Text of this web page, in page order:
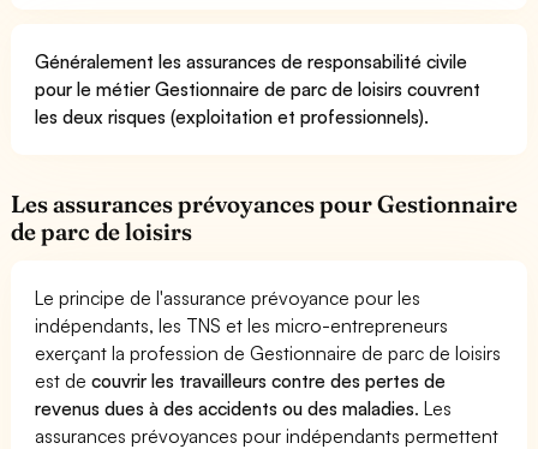
Généralement les assurances de responsabilité civile
pour le métier Gestionnaire de parc de loisirs couvrent
les deux risques (exploitation et professionnels).
Les assurances prévoyances pour Gestionnaire
de parc de loisirs
Le principe de l'assurance prévoyance pour les
indépendants, les TNS et les micro-entrepreneurs
exerçant la profession de Gestionnaire de parc de loisirs
est decouvrir les travailleurs contre des pertes de
revenus dues à des accidents ou des maladies. Les
assurances prévoyances pour indépendants permettent